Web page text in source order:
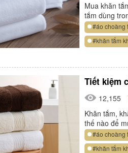
Mua khăn
tắm dùng
#áo choàng
#khăn tắm
Tiết kiệm
12,155
Khăn tắm,
thế nào để
#áo choàng
#khăn tắm